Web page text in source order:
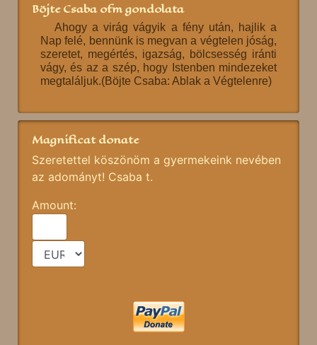
Böjte Csaba ofm gondolata
Ahogy a virág vágyik a fény után, hajlik a
Nap felé, bennünk is megvan a végtelen jóság,
szeretet, megértés, igazság, bölcsesség iránti
vágy, és az a szép, hogy Istenben mindezeket
megtaláljuk.(Böjte Csaba: Ablak a Végtelenre)
Magnificat donate
Szeretettel köszönöm a gyermekeink nevében
az adományt! Csaba t.
Amount: